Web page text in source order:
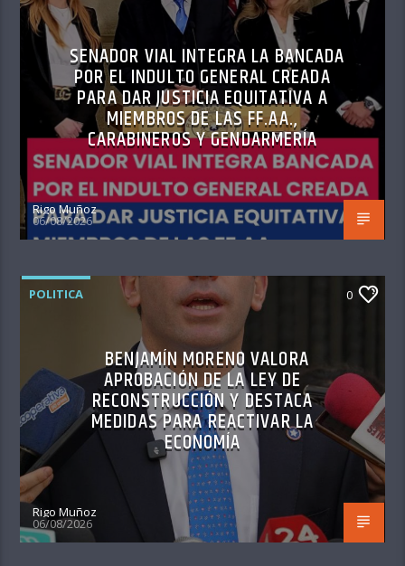
SENADOR VIAL INTEGRA LA BANCADA
POR EL INDULTO GENERAL CREADA
PARA DAR JUSTICIA EQUITATIVA A
MIEMBROS DE LAS FF.AA.,
CARABINEROS Y GENDARMERÍA
Rigo Muñoz
06/08/2026
POLITICA 0
BENJAMÍN MORENO VALORA
APROBACIÓN DE LA LEY DE
RECONSTRUCCIÓN Y DESTACA
MEDIDAS PARA REACTIVAR LA
ECONOMÍA
Rigo Muñoz
06/08/2026